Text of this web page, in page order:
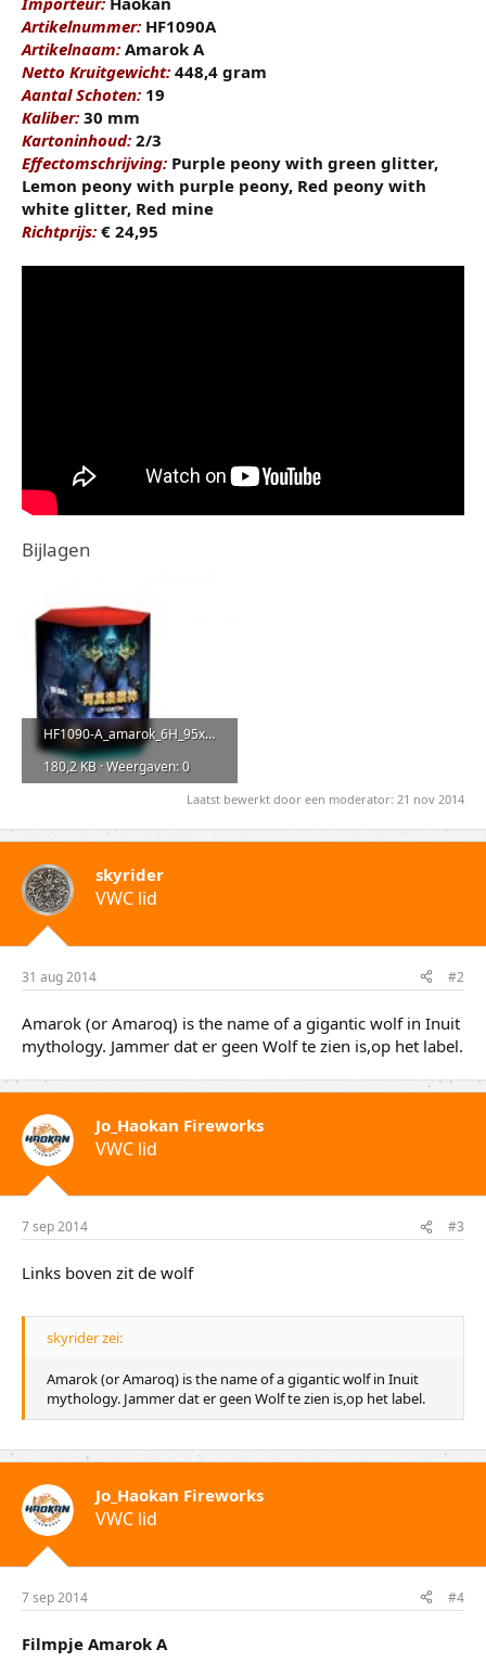
Artikelnummer: HF1090A
Artikelnaam: Amarok A
Netto Kruitgewicht: 448,4 gram
Aantal Schoten: 19
Kaliber: 30 mm
Kartoninhoud: 2/3
Effectomschrijving: Purple peony with green glitter,
Lemon peony with purple peony, Red peony with
white glitter, Red mine
Richtprijs: € 24,95
Bijlagen
HF1090-A_amarok_6H_95x175.jpg
180,2 KB · Weergaven: 0
Laatst bewerkt door een moderator: 21 nov 2014
skyrider
VWC lid
31 aug 2014 #2
Amarok (or Amaroq) is the name of a gigantic wolf in Inuit
mythology. Jammer dat er geen Wolf te zien is,op het label.
Jo_Haokan Fireworks
VWC lid
7 sep 2014 #3
Links boven zit de wolf
skyrider zei:
Amarok (or Amaroq) is the name of a gigantic wolf in Inuit
mythology. Jammer dat er geen Wolf te zien is,op het label.
Jo_Haokan Fireworks
VWC lid
7 sep 2014 #4
Filmpje Amarok A